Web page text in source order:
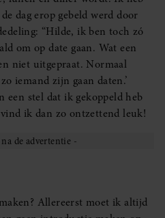
dag erop gebeld werd door
“Hilde, ik ben toch zó
om op date gaan. Wat een
niet uitgepraat. Normaal
iemand zijn gaan daten.’
een stel dat ik gekoppeld heb
ik dan zo ontzettend leuk!
Allereerst moet ik altijd